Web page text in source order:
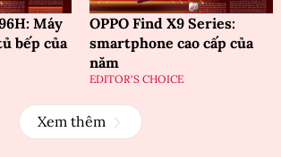
Máy
bếp của
OPPO Find X9 Series:
smartphone cao cấp của
năm
EDITOR'S CHOICE
Xem thêm